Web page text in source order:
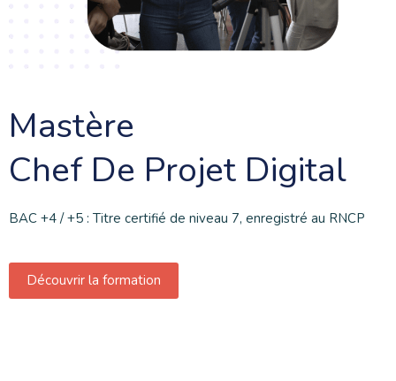
Mastère
Chef De Projet Digital
BAC +4 / +5 : Titre certifié de niveau 7, enregistré au RNCP
Découvrir la formation